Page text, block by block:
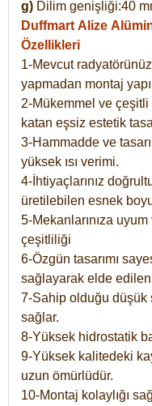
g) Dilim genişliği:40
Duffmart Alize
Özellikleri
1-Mevcut
yapmadan montaj
2-Mükemmel ve
katan eşsiz estetik
3-Hammadde ve
yüksek ısı verimi.
4-İhtiyaçlarınız
üretilebilen esnek
5-Mekanlarınıza
çeşitliliği
6-Özgün tasarımı
sağlayarak elde edilen
7-Sahip olduğu düşük
sağlar.
8-Yüksek hidrostatik
9-Yüksek kalitedeki
uzun ömürlüdür.
10-Montaj kolaylığı